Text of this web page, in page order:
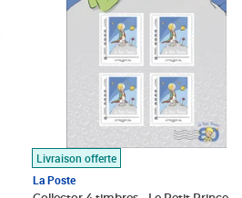
Livraison offerte
La Poste